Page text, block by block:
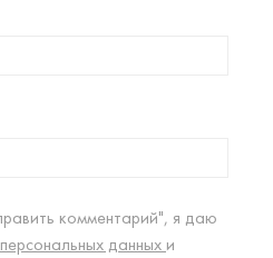
комментарий", я даю
данных и